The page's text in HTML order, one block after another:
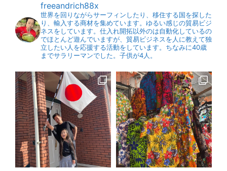
freeandrich88x
世界を回りながらサーフィンしたり、移住する国を探した
り、輸入する商材を集めています。ゆるい感じの貿易ビジ
ネスをしています。仕入れ開拓以外のは自動化しているの
でほとんど遊んでいますが、貿易ビジネスを人に教えて独
立したい人を応援する活動をしています。ちなみに40歳
までサラリーマンでした。子供が4人。